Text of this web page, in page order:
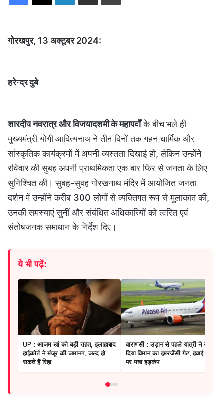
गोरखपुर, 13 अक्टूबर 2024:
हरेन्द्र दुबे
शारदीय नवरात्र और विजयादशमी के महापर्वोंके बीच भले ही
मुख्यमंत्री योगी आदित्यनाथ ने तीन दिनों तक गहन धार्मिक और
सांस्कृतिक कार्यक्रमों में अपनी व्यस्तता दिखाई हो, लेकिन उन्होंने
रविवार की सुबह अपनी प्राथमिकता एक बार फिर से जनता के लिए
सुनिश्चित की। सुबह-सुबह गोरखनाथ मंदिर में आयोजित जनता
दर्शन में उन्होंने करीब 300 लोगों से व्यक्तिगत रूप से मुलाकात की,
उनकी समस्याएं सुनीं और संबंधित अधिकारियों को त्वरित एवं
संतोषजनक समाधान के निर्देश दिए।
ये भी पढ़ें:
UP : ​आजम खां को बड़ी राहत, इलाहाबाद
हाईकोर्ट ने मंजूर की जमानत, जल्द हो
सकते हैं रिहा
वाराणसी : उड़ान से पहले यात्री ने खोल
दिया विमान का इमरजेंसी गेट, हवाई अड्डे
पर मचा हड़कंप